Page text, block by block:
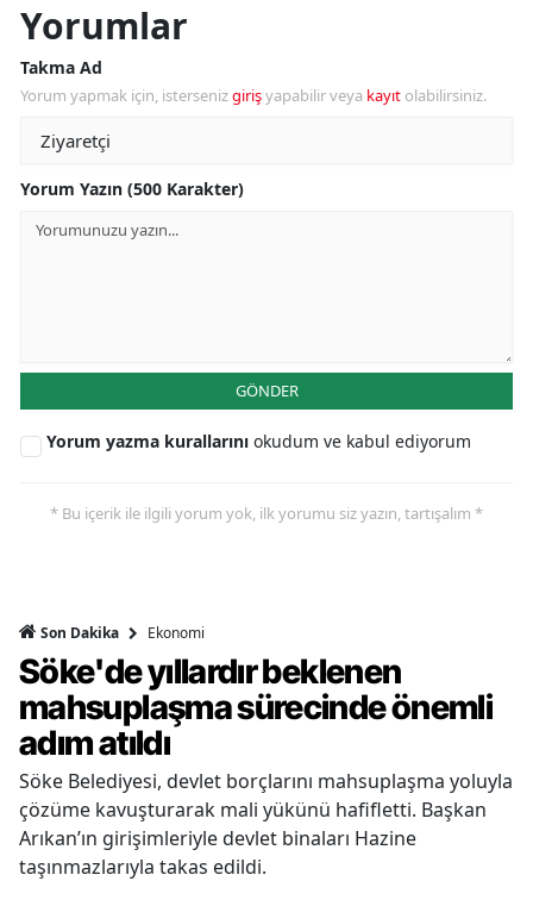
Yorumlar
Takma Ad
Yorum yapmak için, istersenizgirişyapabilir veya kayıt olabilirsiniz.
Yorum Yazın (500 Karakter)
GÖNDER
Yorum yazma kurallarını okudum ve kabul ediyorum
* Bu içerik ile ilgili yorum yok, ilk yorumu siz yazın, tartışalım *
Son Dakika Ekonomi
Söke'de yıllardır beklenen
mahsuplaşma sürecinde önemli
adım atıldı
Söke Belediyesi, devlet borçlarını mahsuplaşma yoluyla
çözüme kavuşturarak mali yükünü hafifletti. Başkan
Arıkan’ın girişimleriyle devlet binaları Hazine
taşınmazlarıyla takas edildi.